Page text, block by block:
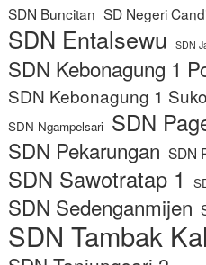
SDN Buncitan SD Negeri
SDN Entalsewu SDN
SDN Kebonagung 1
SDN Kebonagung 1
SDN Ngampelsari SDN
SDN Pekarungan SDN
SDN Sawotratap 1
SDN Sedenganmijen
SDN Tambak